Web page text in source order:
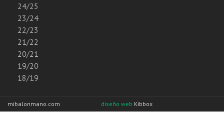
24/25
23/24
22/23
21/22
20/21
19/20
18/19
mibalonmano.com diseño web Kibbox